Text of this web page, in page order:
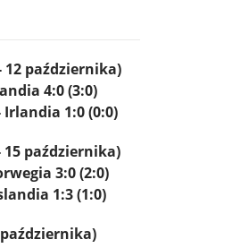
12 października)
4:0 (3:0)
1:0 (0:0)
15 października)
3:0 (2:0)
1:3 (1:0)